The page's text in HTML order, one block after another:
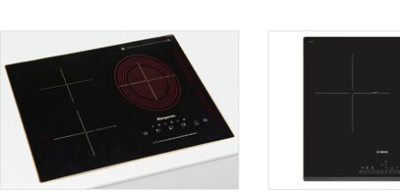
đơn vị phân phối với mức giá khá dễ
tiếp cận, thu hút sự quan tâm của
nhiều người tiêu dùng.
gia đình.